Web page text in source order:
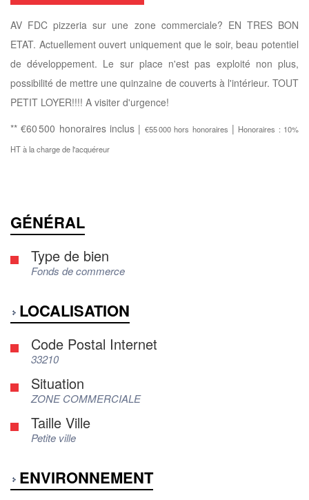
AV FDC pizzeria sur une zone commerciale? EN TRES BON
ETAT. Actuellement ouvert uniquement que le soir, beau potentiel
de développement. Le sur place n'est pas exploité non plus,
possibilité de mettre une quinzaine de couverts à l'intérieur. TOUT
PETIT LOYER!!!! A visiter d'urgence!
** €60 500 honoraires inclus | €55 000 hors honoraires | Honoraires : 10%
HT à la charge de l'acquéreur
GÉNÉRAL
Type de bien
Fonds de commerce
LOCALISATION
Code Postal Internet
33210
Situation
ZONE COMMERCIALE
Taille Ville
Petite ville
ENVIRONNEMENT